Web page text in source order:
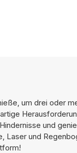
um drei oder
und
Laser und